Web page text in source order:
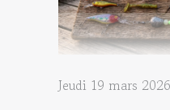
Jeudi 19 mars